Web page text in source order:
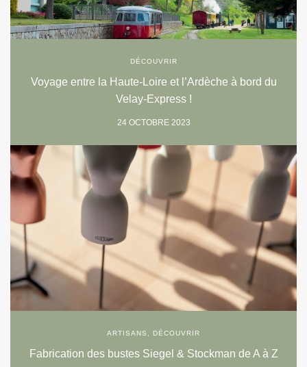
DÉCOUVRIR
Voyage entre la Haute-Loire et l’Ardèche à bord du
Velay-Express !
24 OCTOBRE 2023
ARTISANS DÉCOUVRIR
Fabrication des bustes Siegel & Stockman de A à Z